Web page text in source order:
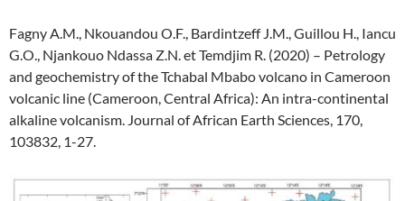
Fagny A.M., Nkouandou O.F., Bardintzeff J.M., Guillou H., Iancu
G.O., Njankouo Ndassa Z.N. et Temdjim R. (2020) – Petrology
and geochemistry of the Tchabal Mbabo volcano in Cameroon
volcanic line (Cameroon, Central Africa): An intra-continental
alkaline volcanism. Journal of African Earth Sciences, 170,
103832, 1-27.